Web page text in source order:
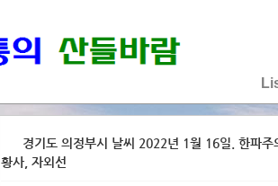
경기도 의정부시 날씨 2022년 1월 16일. 한파
황사, 자외선